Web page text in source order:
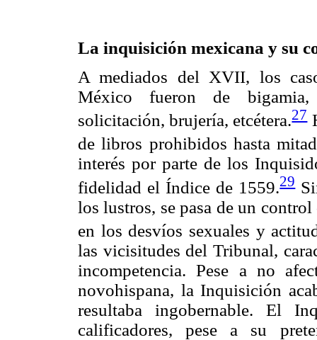
La inquisición mexicana y su
A mediados del XVII, los
México fueron de bigamia,
solicitación, brujería, etcétera.27
de libros prohibidos hasta
interés por parte de los
fidelidad el Índice de 1559.29
los lustros, se pasa de un
en los desvíos sexuales y
las vicisitudes del Tribunal,
incompetencia. Pese a no
novohispana, la Inquisición
resultaba ingobernable. El
calificadores, pese a su